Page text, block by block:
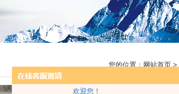
欢迎您！
您的位置： 网站首页 >